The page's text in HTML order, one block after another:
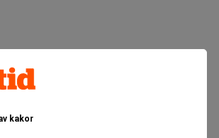
kakor
före detta investment banker på